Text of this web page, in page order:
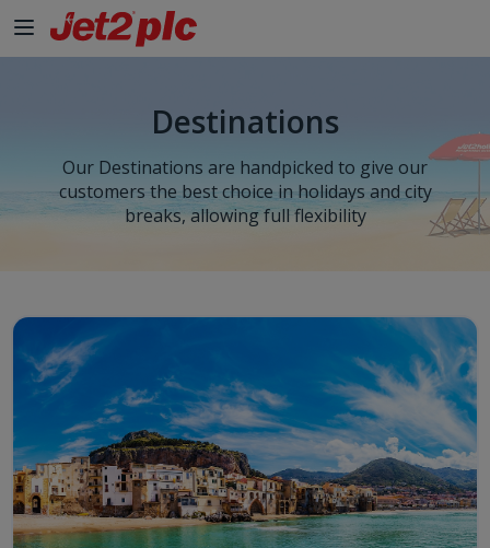
Destinations
Our Destinations are handpicked to give our
customers the best choice in holidays and city
breaks, allowing full flexibility